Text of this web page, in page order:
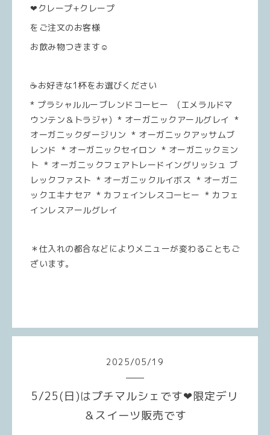
❤︎クレープ+クレープ
をご注文のお客様
お飲み物つきます☺︎
☕️お好きな1杯をお選びください
* プラシャルルーブレンドコーヒー (エメラルドマ
ウンテン＆トラジャ) * オーガニックアールグレイ *
オーガニックダージリン * オーガニックアッサムブ
レンド * オーガニックセイロン * オーガニックミン
ト * オーガニックフェアトレードイングリッシュ ブ
レックファスト * オーガニックルイボス * オーガニ
ックエキナセア * カフェインレスコーヒー * カフェ
インレスアールグレイ
＊仕入れの都合などによりメニューが変わることもご
ざいます。
2025/05/19
5/25(日)はプチマルシェです❤︎限定デリ
＆スイーツ販売です